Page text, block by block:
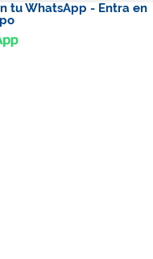
tu WhatsApp - Entra en